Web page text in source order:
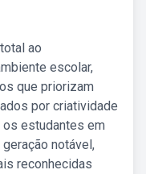
ao
escolar,
que priorizam
por criatividade
os estudantes em
notável,
reconhecidas